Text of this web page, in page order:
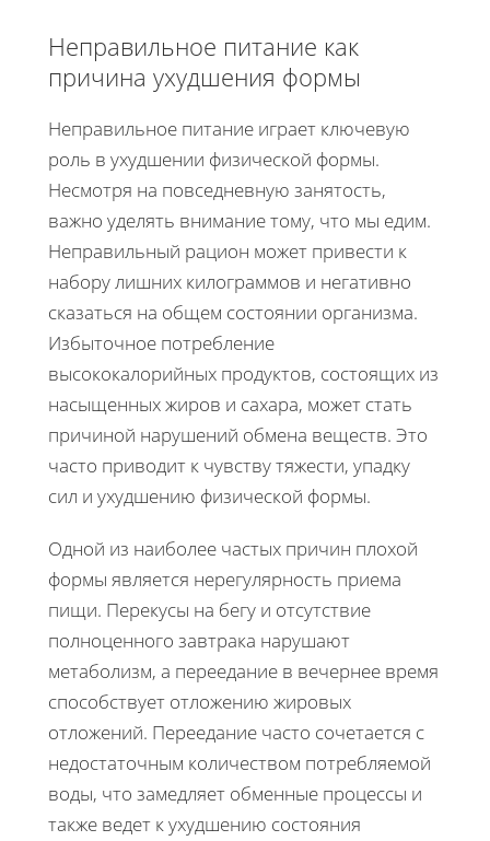
Неправильное питание как
причина ухудшения формы
Неправильное питание играет ключевую
роль в ухудшении физической формы.
Несмотря на повседневную занятость,
важно уделять внимание тому, что мы едим.
Неправильный рацион может привести к
набору лишних килограммов и негативно
сказаться на общем состоянии организма.
Избыточное потребление
высококалорийных продуктов, состоящих из
насыщенных жиров и сахара, может стать
причиной нарушений обмена веществ. Это
часто приводит к чувству тяжести, упадку
сил и ухудшению физической формы.
Одной из наиболее частых причин плохой
формы является нерегулярность приема
пищи. Перекусы на бегу и отсутствие
полноценного завтрака нарушают
метаболизм, а переедание в вечернее время
способствует отложению жировых
отложений. Переедание часто сочетается с
недостаточным количеством потребляемой
воды, что замедляет обменные процессы и
также ведет к ухудшению состояния